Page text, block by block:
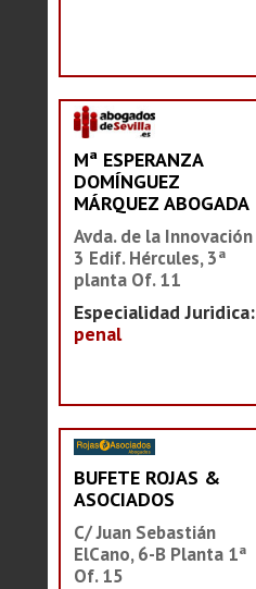
Mª ESPERANZA
DOMÍNGUEZ
MÁRQUEZ ABOGADA
Avda. de la Innovación
3 Edif. Hércules, 3ª
planta Of. 11
Especialidad Juridica:
penal
BUFETE ROJAS &
ASOCIADOS
C/ Juan Sebastián
ElCano, 6-B Planta 1ª
Of. 15